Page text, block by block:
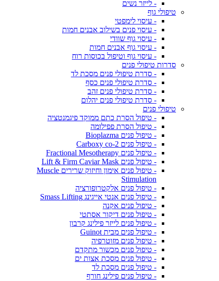
- לייזר נשים
טיפולי גוף
- עיסוי לימפטי
- עיסוי פנים בשילוב אבנים חמות
- עיסוי גוף שוודי
- עיסוי גוף אבנים חמות
- עיסוי גוף וטיפול בכוסות רוח
סדרות טיפולי פנים
- סדרת טיפולי פנים מסכת לד
- סדרת טיפולי פנים כסף
- סדרת טיפולי פנים זהב
- סדרת טיפולי פנים יהלום
טיפולי פנים
- טיפול הסרת כתם ממוקד פיגמנטציה
- טיפול הסרת פפילומה
- טיפול פנים Bioplazma
- טיפול פנים Carboxy co-2
- טיפול פנים Fractional Mesotherapy
- טיפול פנים Lift & Firm Caviar Mask
- טיפול פנים אימון וחיזוק שרירים Muscle
Stimulation
- טיפול פנים אלקטרופורציה
- טיפול פנים אנטי אייגינג Smass Lifting
- טיפול פנים אקנה
- טיפול פנים דיקור אסתטי
- טיפול פנים לייזר פילינג קרבון
- טיפול פנים מבית Guinot
- טיפול פנים מזוטרפיה
- טיפול פנים מכשור מתקדם
- טיפול פנים מסכת אצות ים
- טיפול פנים מסכת לד
- טיפול פנים פילינג חורף